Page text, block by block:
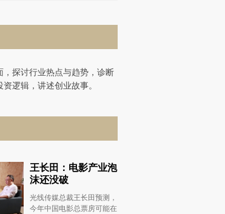
，探讨行业热点与趋势，诊断
逻辑，讲述创业故事。
王长田：电影产业泡
沫还没破
光线传媒总裁王长田预测，
今年中国电影总票房可能在